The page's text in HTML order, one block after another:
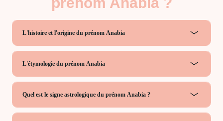
L'histoire et l'origine du prénom Anabia
L'étymologie du prénom Anabia
Quel est le signe astrologique du prénom Anabia ?